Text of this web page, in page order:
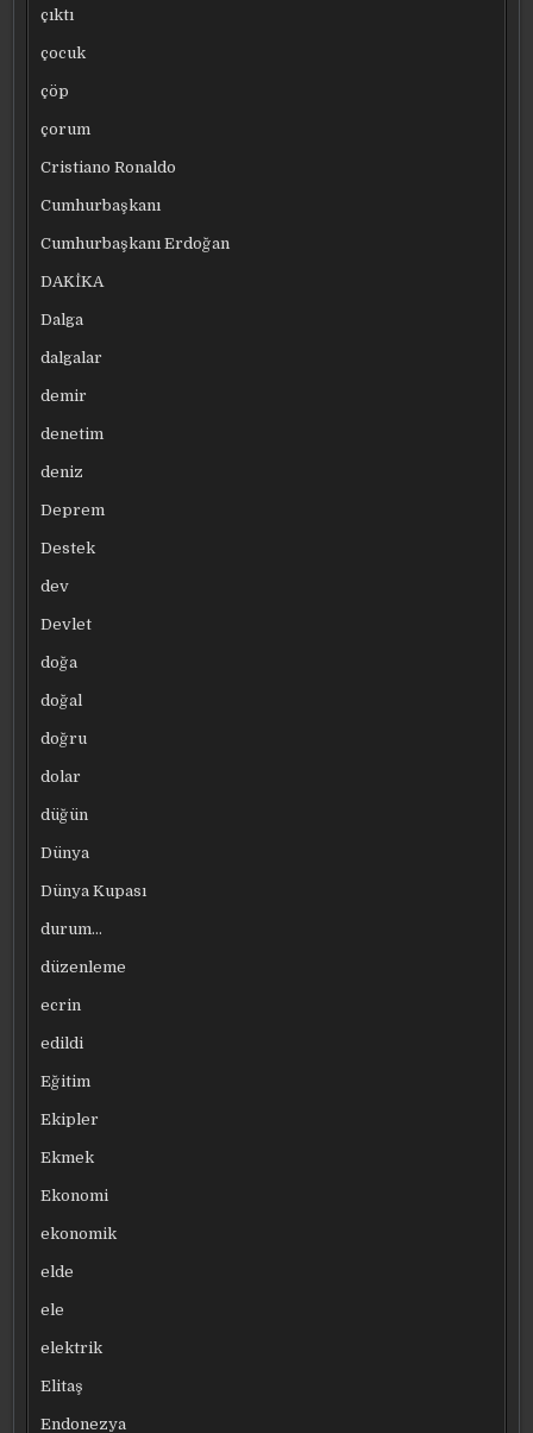
çıktı
çocuk
çöp
çorum
Cristiano Ronaldo
Cumhurbaşkanı
Cumhurbaşkanı Erdoğan
DAKİKA
Dalga
dalgalar
demir
denetim
deniz
Deprem
Destek
dev
Devlet
doğa
doğal
doğru
dolar
düğün
Dünya
Dünya Kupası
durum…
düzenleme
ecrin
edildi
Eğitim
Ekipler
Ekmek
Ekonomi
ekonomik
elde
ele
elektrik
Elitaş
Endonezya